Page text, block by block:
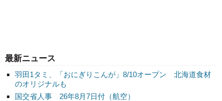
最新ニュース
羽田1タミ、「おにぎりこんが」8/10オープン 北海道食材
のオリジナルも
国交省人事 26年8月7日付（航空）